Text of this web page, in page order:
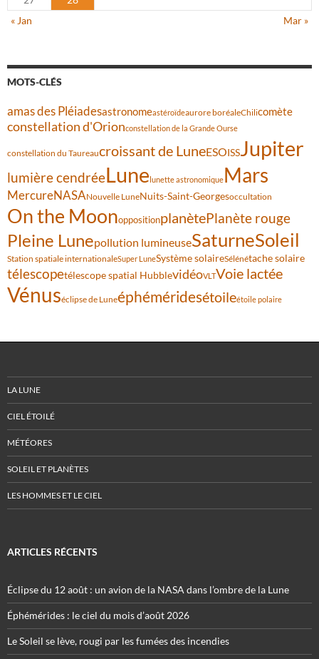
« Jan
Mar »
MOTS-CLÉS
amas des Pléiadesastronomeastéroïdeaurore boréaleChilicomète
constellation d'Orionconstellation de la Grande Ourse
constellation du Taureaucroissant de LuneESOISSJupiter
lumière cendréeLunelunette astronomiqueMars
MercureNASANouvelle LuneNuits-Saint-Georgesoccultation
On the MoonoppositionplanètePlanète rouge
Pleine Lunepollution lumineuseSaturneSoleil
Station spatiale internationaleSuper LuneSystème solaireSélénétache solaire
télescopetélescope spatial HubblevidéoVLTVoie lactée
Vénuséclipse de Luneéphéméridesétoileétoile polaire
LA LUNE
CIEL ÉTOILÉ
MÉTÉORES
SOLEIL ET PLANÈTES
LES HOMMES ET LE CIEL
ARTICLES RÉCENTS
Éclipse du 12 août : un avion de la NASA dans l’ombre de la Lune
Éphémérides : le ciel du mois d’août 2026
Le Soleil se lève, rougi par les fumées des incendies